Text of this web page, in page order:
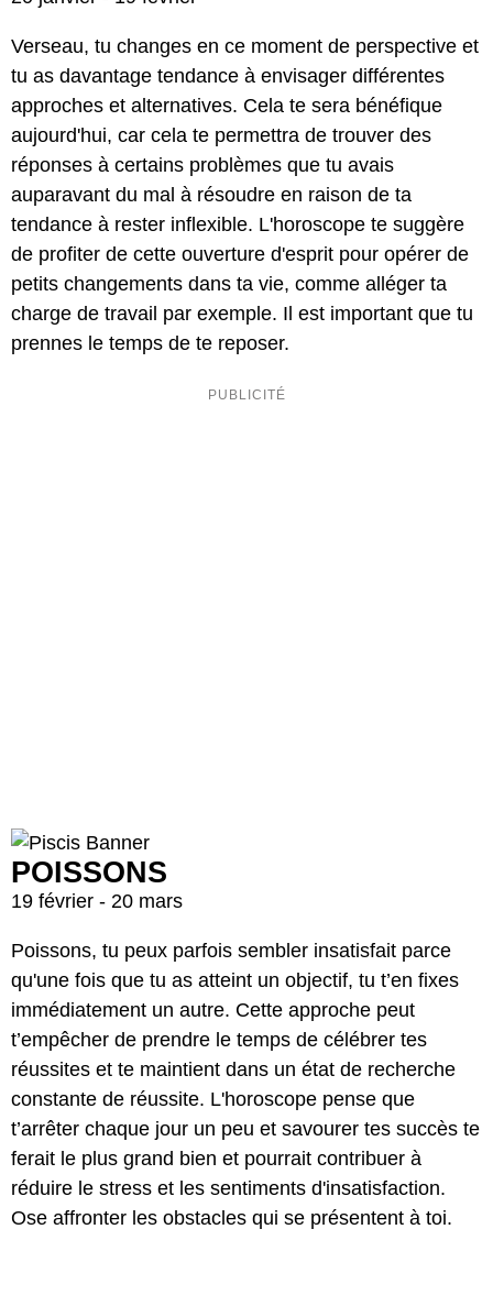
Verseau, tu changes en ce moment de perspective et
tu as davantage tendance à envisager différentes
approches et alternatives. Cela te sera bénéfique
aujourd'hui, car cela te permettra de trouver des
réponses à certains problèmes que tu avais
auparavant du mal à résoudre en raison de ta
tendance à rester inflexible. L'horoscope te suggère
de profiter de cette ouverture d'esprit pour opérer de
petits changements dans ta vie, comme alléger ta
charge de travail par exemple. Il est important que tu
prennes le temps de te reposer.
POISSONS
19 février - 20 mars
Poissons, tu peux parfois sembler insatisfait parce
qu'une fois que tu as atteint un objectif, tu t’en fixes
immédiatement un autre. Cette approche peut
t’empêcher de prendre le temps de célébrer tes
réussites et te maintient dans un état de recherche
constante de réussite. L'horoscope pense que
t’arrêter chaque jour un peu et savourer tes succès te
ferait le plus grand bien et pourrait contribuer à
réduire le stress et les sentiments d'insatisfaction.
Ose affronter les obstacles qui se présentent à toi.